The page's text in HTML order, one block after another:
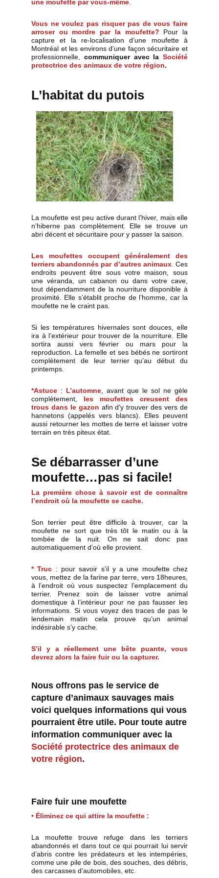
une moufette par vous-même
Vous ne voulez pas risquer pas de vous faire
arroser ou mordre par la moufette? Pour la
capture et la re-localisation d’une moufette à
Montréal et les environs d’une façon sécuritaire et
professionnelle, communiquer avec la Société
protectrice des animaux de votre région.
L’habitat du putois
La moufette est peu active durant l’hiver, mais elle
n’hiberne pas complètement. Elle se trouve un
abri décent et sécuritaire pour y passer la saison.
Les moufettes occupent généralement des
terriers abandonnés par d’autres animaux. Ces
endroits peuvent être sous votre maison, sous
une véranda, un cabanon ou dans votre cave,
tout dépendamment de la nourriture disponible à
proximité. Elle s’établit proche de l’homme, car la
moufette ne le craint pas.
Si les températures hivernales sont douces, elle
ira à l’extérieur pour trouver de la nourriture. Elle
sortira aussi vers février ou mars pour la
reproduction. La femelle et ses bébés ne sortiront
complètement de leur terrier qu’au début du
printemps.
*Astuce : L’automne , avant que le sol ne gèle
complètement, les moufettes creusent des
trous dans le gazon afin d’y trouver des vers de
hannetons (appelés vers blancs). Elles peuvent
aussi retourner les mottes de terre et laisser votre
terrain en très piteux état.
Se débarrasser d’une
moufette…pas si facile!
La première chose à savoir est de connaître
l’endroit où la moufette se cache.
Son terrier peut être difficile à trouver, car la
moufette ne sort que très tôt le matin ou à la
tombée de la nuit. On ne sait donc pas
automatiquement d’où elle provient.
* Truc : pour savoir s’il y a une moufette chez
vous, mettez de la farine par terre, vers 18heures,
à l’endroit où vous suspectez l’emplacement du
terrier. Prenez soin de laisser votre animal
domestique à l’intérieur pour ne pas fausser les
informations. Si vous voyez des traces de pas le
lendemain matin cela prouve qu’un animal
indésirable s’y cache.
S’il y a réellement une bête puante, vous
devrez alors la faire fuir ou la capturer.
Nous offrons pas le service de
capture d’animaux sauvages mais
voici quelques informations qui vous
pourraient être utile. Pour toute autre
information communiquer avec la
Société protectrice des animaux de
votre région.
Faire fuir une moufette
• Éliminez ce qui attire la moufette :
La moufette trouve refuge dans les terriers
abandonnés et dans tout ce qui pourrait lui servir
d’abris contre les prédateurs et les intempéries,
comme une pile de bois, des souches, des débris,
des carcasses d’automobiles, etc.